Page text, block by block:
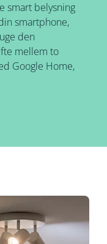
smart belysning
smartphone,
den
mellem to
Google Home,